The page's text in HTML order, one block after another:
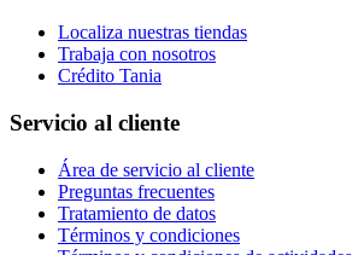
Localiza nuestras tiendas
Trabaja con nosotros
Crédito Tania
Servicio al cliente
Área de servicio al cliente
Preguntas frecuentes
Tratamiento de datos
Términos y condiciones